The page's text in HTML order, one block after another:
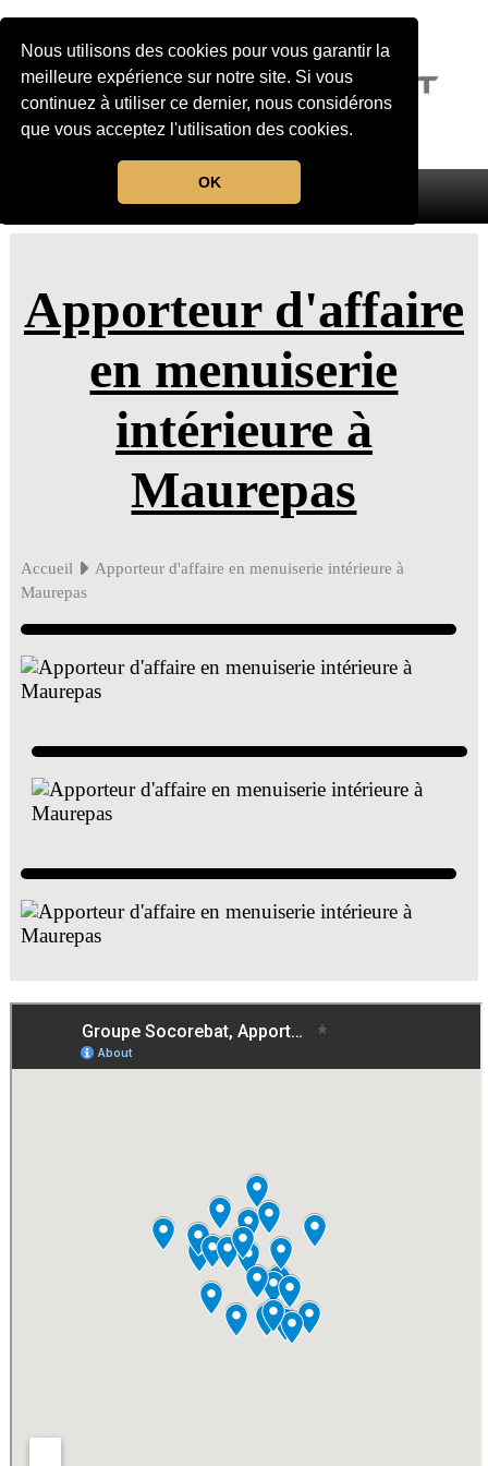
Nous utilisons des cookies pour vous garantir la
meilleure expérience sur notre site. Si vous
continuez à utiliser ce dernier, nous considérons
que vous acceptez l'utilisation des cookies.
OK
Apporteur d'affaire
en menuiserie
intérieure à
Maurepas
Accueil
Apporteur d'affaire en menuiserie intérieure à
Maurepas